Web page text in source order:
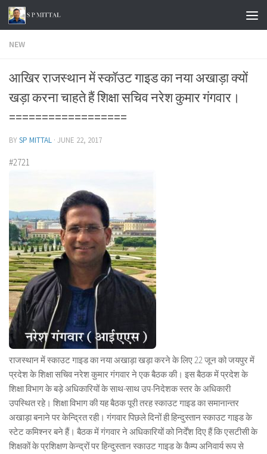
Skip to content
NEW
आखिर राजस्थान में स्कॉउट गाइड का नया अखाड़ा क्यों
खड़ा करना चाहते हैं शिक्षा सचिव नरेश कुमार गंगवार।
==================
BYSP MITTAL · JUNE 22, 2017
#2721
राजस्थान में स्काउट गाइड का नया अखाड़ा खड़ा करने के लिए 22 जून को जयपुर में
प्रदेश के शिक्षा सचिव नरेश कुमार गंगवार ने एक बैठक की। इस बैठक में प्रदेश के
शिक्षा विभाग के बड़े अधिकारियों के साथ-साथ उप-निदेशक स्तर के अधिकारी
उपस्थित रहे। शिक्षा विभाग की यह बैठक पूरी तरह स्काउट गाइड का समानान्तर
अखाड़ा बनाने पर केन्द्रित रही। गंगवार पिछले दिनों ही हिन्दुस्तान स्काउट गाइड के
स्टेट कमिश्नर बने हैं। बैठक में गंगवार ने अधिकारियों को निर्देंश दिए हैं कि एसटीसी के
शिक्षकों के प्रशिक्षण केन्द्रों पर हिन्दुस्तान स्काउट गाइड के कैम्प अनिवार्य रूप से